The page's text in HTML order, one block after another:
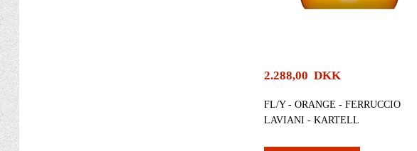
2.288,00 DKK
FL/Y - ORANGE - FERRUCCIO
LAVIANI - KARTELL